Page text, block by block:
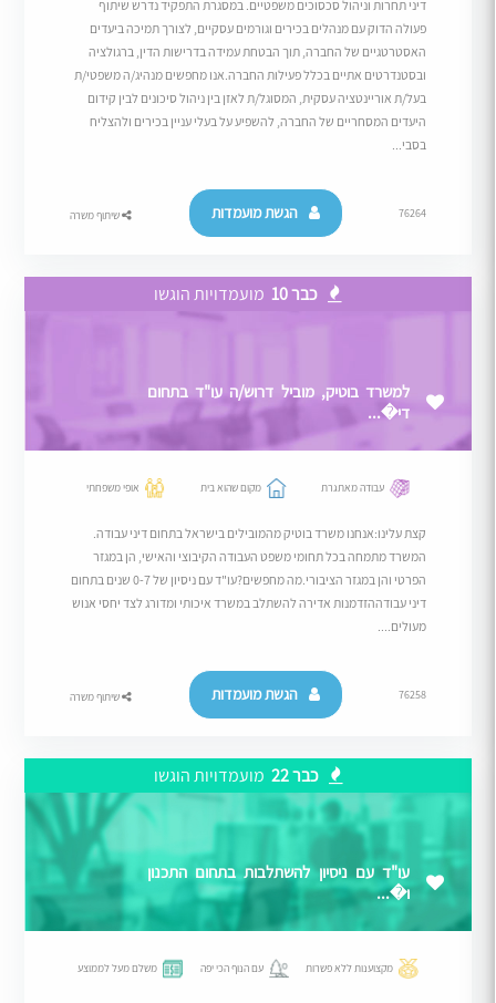
דיני תחרות וניהול סכסוכים משפטיים. במסגרת התפקיד נדרש שיתוף
פעולה הדוק עם מנהלים בכירים וגורמים עסקיים, לצורך תמיכה ביעדים
האסטרטגיים של החברה, תוך הבטחת עמידה בדרישות הדין, ברגולציה
ובסטנדרטים אתיים בכלל פעילות החברה.אנו מחפשים מנהיג/ה משפטי/ת
בעל/ת אוריינטציה עסקית, המסוגל/ת לאזן בין ניהול סיכונים לבין קידום
היעדים המסחריים של החברה, להשפיע על בעלי עניין בכירים ולהצליח
בסבי...
76264 הגשת מועמדות שיתוף משרה
כבר 10 מועמדויות הוגשו
למשרד בוטיק, מוביל דרוש/ה עו"ד בתחום
די�...
עבודה מאתגרת מקום שהוא בית אופי משפחתי
קצת עלינו:אנחנו משרד בוטיק מהמובילים בישראל בתחום דיני עבודה.
המשרד מתמחה בכל תחומי משפט העבודה הקיבוצי והאישי, הן במגזר
הפרטי והן במגזר הציבורי.מה מחפשים?עו"ד עם ניסיון של 0-7 שנים בתחום
דיני עבודההזדמנות אדירה להשתלב במשרד איכותי ומדורג לצד יחסי אנוש
מעולים....
76258 הגשת מועמדות שיתוף משרה
כבר 22 מועמדויות הוגשו
עו"ד עם ניסיון להשתלבות בתחום התכנון
ו�...
מקצוענות ללא פשרות עם הנוף הכי יפה משלם מעל לממוצע